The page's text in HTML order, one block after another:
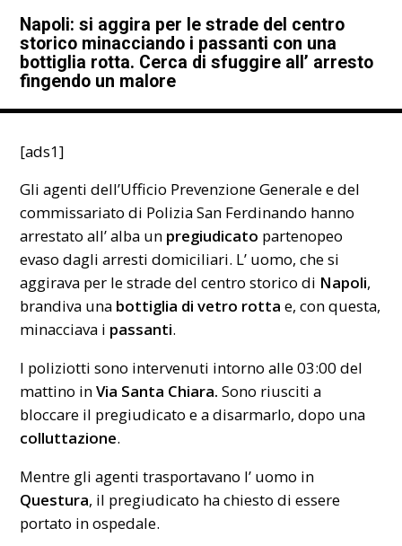
Napoli: si aggira per le strade del centro
storico minacciando i passanti con una
bottiglia rotta. Cerca di sfuggire all’ arresto
fingendo un malore
[ads1]
Gli agenti dell’Ufficio Prevenzione Generale e del
commissariato di Polizia San Ferdinando hanno
arrestato all’ alba un pregiudicato partenopeo
evaso dagli arresti domiciliari. L’ uomo, che si
aggirava per le strade del centro storico di Napoli,
brandiva una bottiglia di vetro rotta e, con questa,
minacciava i passanti.
I poliziotti sono intervenuti intorno alle 03:00 del
mattino inVia Santa Chiara.Sono riusciti a
bloccare il pregiudicato e a disarmarlo, dopo una
colluttazione.
Mentre gli agenti trasportavano l’ uomo in
Questura, il pregiudicato ha chiesto di essere
portato in ospedale.